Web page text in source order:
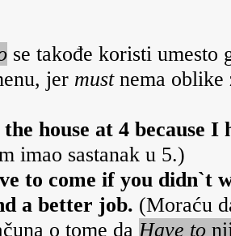
se takođe koristi umesto
jer mustnema oblike
house at 4 because I
imao sastanak u 5.)
to come if you didn`t
a better job. (Moraću
o tome da Have to